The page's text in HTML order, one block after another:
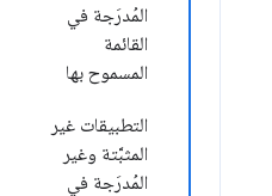
المُدرَجة في
القائمة
المسموح بها
التطبيقات غير
المثبَّتة وغير
المُدرَجة في